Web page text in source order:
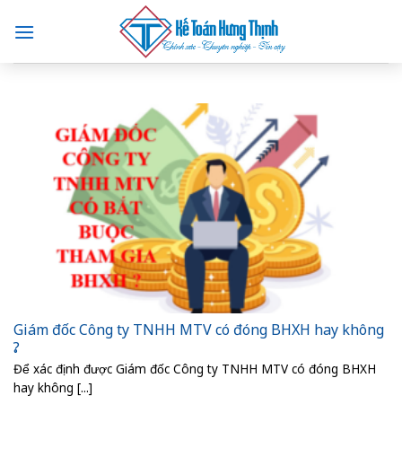
content
Giám đốc Công ty TNHH MTV có đóng BHXH hay không
?
Để xác định được Giám đốc Công ty TNHH MTV có đóng BHXH
hay không [...]